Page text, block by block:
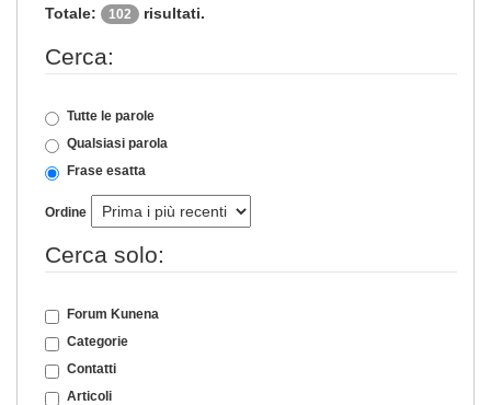
Totale: 102 risultati.
Cerca:
Tutte le parole
Qualsiasi parola
Frase esatta
Ordine
Cerca solo:
Forum Kunena
Categorie
Contatti
Articoli